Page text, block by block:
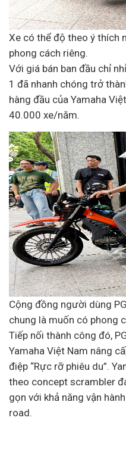
Xe có thể độ theo ý thích
phong cách riêng.
Với giá bán ban đầu chỉ
1 đã nhanh chóng trở
hàng đầu của Yamaha
40.000 xe/năm.
Cộng đồng người dùng
chung là muốn có phong
Tiếp nối thành công đó,
Yamaha Việt Nam nâng
điệp “Rực rỡ phiêu du”.
theo concept scrambler
gọn với khả năng vận
road.